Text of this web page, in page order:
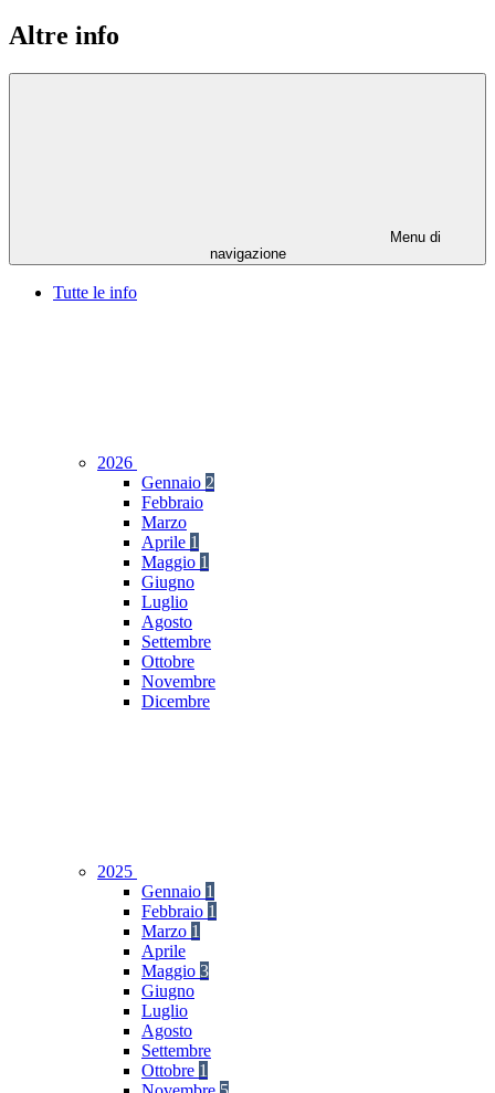
Altre info
Menu di
navigazione
Tutte le info
2026
Gennaio 2
Febbraio
Marzo
Aprile 1
Maggio 1
Giugno
Luglio
Agosto
Settembre
Ottobre
Novembre
Dicembre
2025
Gennaio 1
Febbraio 1
Marzo 1
Aprile
Maggio 3
Giugno
Luglio
Agosto
Settembre
Ottobre 1